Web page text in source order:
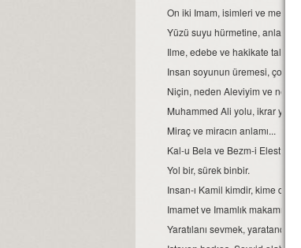
On iki Imam, isimleri ve
Yüzü suyu hürmetine, anlamı...
Ilme, edebe ve hakikate talip
Insan soyunun üremesi,
Niçin, neden Aleviyim ve
Muhammed Ali yolu, ikrar
Miraç ve miracın anlamı...
Kal-u Bela ve Bezm-i Elest
Yol bir, sürek binbir.
Insan-ı Kamil kimdir, kime denir?
Imamet ve Imamlık makamı...
Yaratılanı sevmek, yaratandan